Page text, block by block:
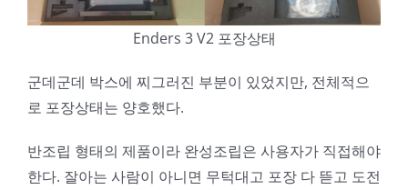
Enders 3 V2 포장상태
군데군데 박스에 찌그러진 부분이 있었지만, 전체적으
로 포장상태는 양호했다.
반조립 형태의 제품이라 완성조립은 사용자가 직접해야
한다. 잘아는 사람이 아니면 무턱대고 포장 다 뜯고 도전